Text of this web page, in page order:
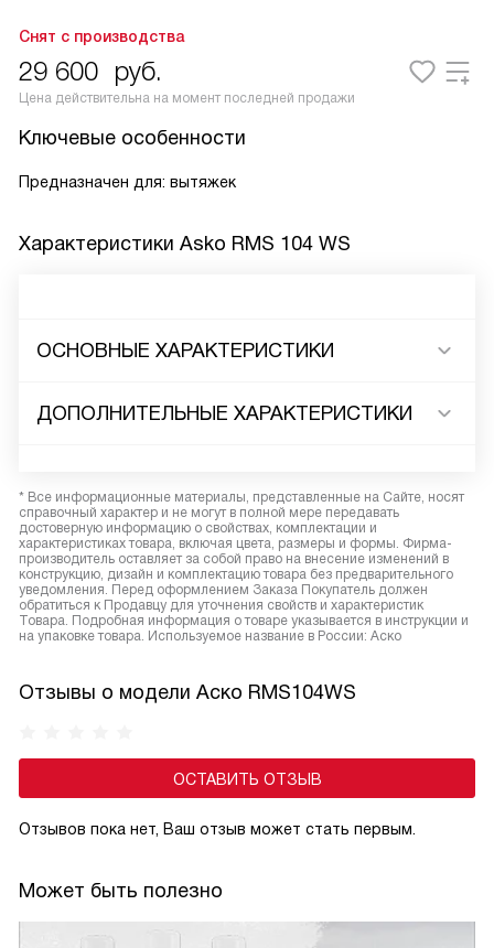
Снят с производства
29 600 руб.
Цена действительна на момент последней продажи
Ключевые особенности
Предназначен для: вытяжек
Может быть полезно
Характеристики Asko RMS 104 WS
ОСНОВНЫЕ ХАРАКТЕРИСТИКИ
ДОПОЛНИТЕЛЬНЫЕ ХАРАКТЕРИСТИКИ
* Все информационные материалы, представленные на Сайте, носят
справочный характер и не могут в полной мере передавать
достоверную информацию о свойствах, комплектации и
характеристиках товара, включая цвета, размеры и формы. Фирма-
производитель оставляет за собой право на внесение изменений в
конструкцию, дизайн и комплектацию товара без предварительного
уведомления. Перед оформлением Заказа Покупатель должен
обратиться к Продавцу для уточнения свойств и характеристик
Товара. Подробная информация о товаре указывается в инструкции и
на упаковке товара. Используемое название в России: Аско
Отзывы о модели Аско RMS104WS
ОСТАВИТЬ ОТЗЫВ
Отзывов пока нет, Ваш отзыв может стать первым.